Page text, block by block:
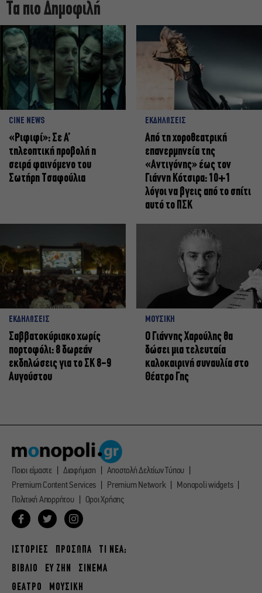
Τα πιο Δημοφιλή
CINE NEWS
«Ριφιφί»: Σε Α’
τηλεοπτική προβολή η
σειρά φαινόμενο του
Σωτήρη Τσαφούλια
ΕΚΔΗΛΩΣΕΙΣ
Από τη χοροθεατρική
επανερμηνεία της
«Αντιγόνης» έως τον
Γιάννη Κότσιρα: 10+1
λόγοι να βγεις από το σπίτι
αυτό το ΠΣΚ
ΕΚΔΗΛΩΣΕΙΣ
Σαββατοκύριακο χωρίς
πορτοφόλι: 8 δωρεάν
εκδηλώσεις για το ΣΚ 8-9
Αυγούστου
ΜΟΥΣΙΚΗ
Ο Γιάννης Χαρούλης θα
δώσει μια τελευταία
καλοκαιρινή συναυλία στο
Θέατρο Γης
Ποιοι είμαστε Διαφήμιση
Αποστολή Δελτίων Τύπου
Premium Content Services
Premium Network
Monopoli widgets
Πολιτική Απορρήτου
Οροι Χρήσης
ΙΣΤΟΡΙΕΣ ΠΡΟΣΩΠΑ
ΤΙ ΝΕΑ;
ΒΙΒΛΙΟ
ΕΥ ΖΗΝ
ΣΙΝΕΜΑ
ΘΕΑΤΡΟ
ΜΟΥΣΙΚΗ